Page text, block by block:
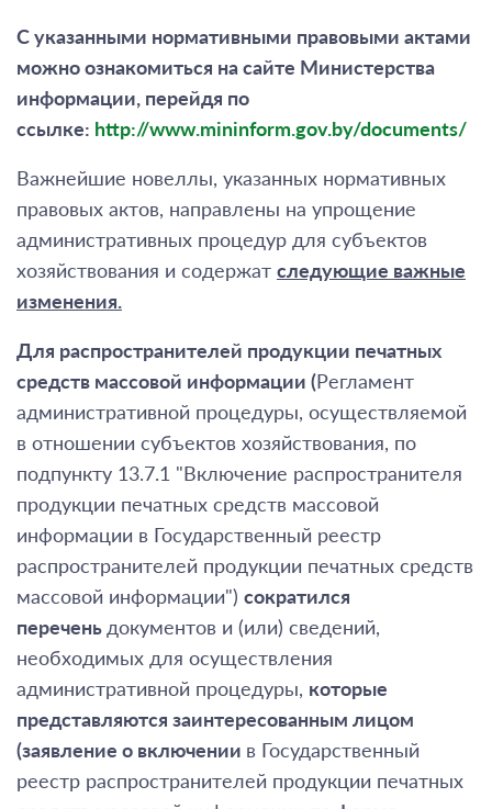
С указанными нормативными правовыми актами
можно ознакомиться на сайте Министерства
информации, перейдя по
ссылке: http://www.mininform.gov.by/documents/
Важнейшие новеллы, указанных нормативных
правовых актов, направлены на упрощение
административных процедур для субъектов
хозяйствования и содержат следующие важные
изменения.
Для распространителей продукции печатных
средств массовой информации (Регламент
административной процедуры, осуществляемой
в отношении субъектов хозяйствования, по
подпункту 13.7.1 "Включение распространителя
продукции печатных средств массовой
информации в Государственный реестр
распространителей продукции печатных средств
массовой информации") сократился
перечень документов и (или) сведений,
необходимых для осуществления
административной процедуры, которые
представляются заинтересованным лицом
(заявление о включении в Государственный
реестр распространителей продукции печатных